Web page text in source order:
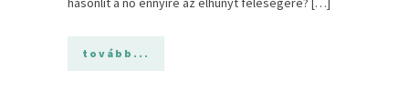
tovább...